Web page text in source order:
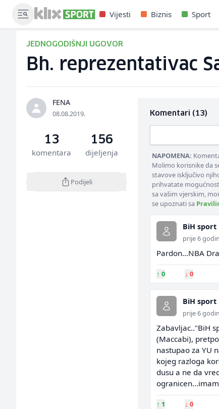
Vijesti Biznis Sport
JEDNOGODIŠNJI UGOVOR
Bh. reprezentativac
FENA
08.08.2019.
13
komentara
156
dijeljenja
Podijeli
Komentari (13)
NAPOMENA:
Molimo korisnike da
stavove isključivo
prihvatate
sa vašim vjerskim,
se upoznati sa
BiH sport
prije 6
Pardon...NBA
↑ 0 ↓ 0
BiH sport
prije 6
Zabavljac.."BiH
(Maccabi),
nastupao za YU
kojeg razloga
dusu a ne da
↑ 1 ↓ 0